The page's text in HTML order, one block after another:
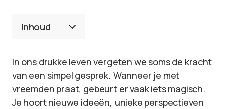
Inhoud
In ons drukke leven vergeten we soms de kracht
van een simpel gesprek. Wanneer je met
vreemden praat, gebeurt er vaak iets magisch.
Je hoort nieuwe ideeën, unieke perspectieven